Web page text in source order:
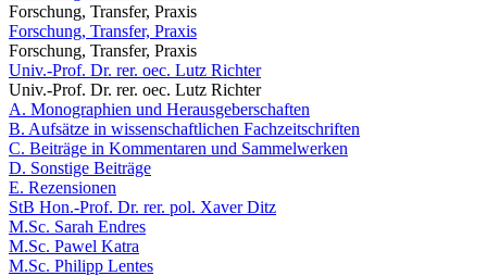
Forschung, Transfer, Praxis
Forschung, Transfer, Praxis
Forschung, Transfer, Praxis
Univ.-Prof. Dr. rer. oec. Lutz Richter
Univ.-Prof. Dr. rer. oec. Lutz Richter
A. Monographien und Herausgeberschaften
B. Aufsätze in wissenschaftlichen Fachzeitschriften
C. Beiträge in Kommentaren und Sammelwerken
D. Sonstige Beiträge
E. Rezensionen
StB Hon.-Prof. Dr. rer. pol. Xaver Ditz
M.Sc. Sarah Endres
M.Sc. Pawel Katra
M.Sc. Philipp Lentes